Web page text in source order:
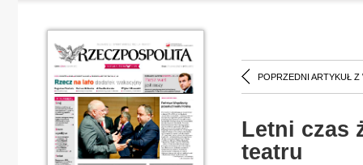
POPRZEDNI ARTYKUŁ Z
Letni czas
teatru